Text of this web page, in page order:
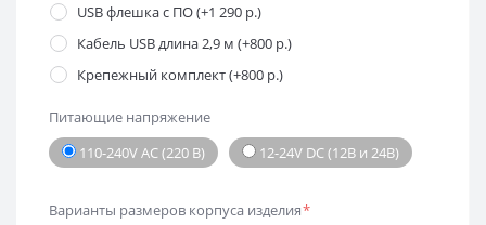
USB флешка с ПО (+1 290 р.)
Кабель USB длина 2,9 м (+800 р.)
Крепежный комплект (+800 р.)
Питающие напряжение
110-240V AC (220 В)
12-24V DC (12В и 24В)
Варианты размеров корпуса изделия*